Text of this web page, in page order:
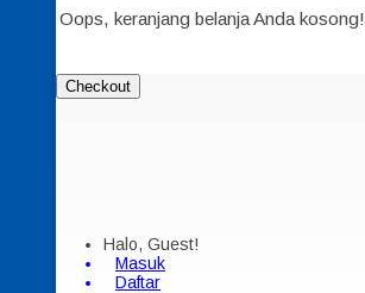
Oops, keranjang belanja Anda kosong!
Checkout
Halo, Guest!
Masuk
Daftar